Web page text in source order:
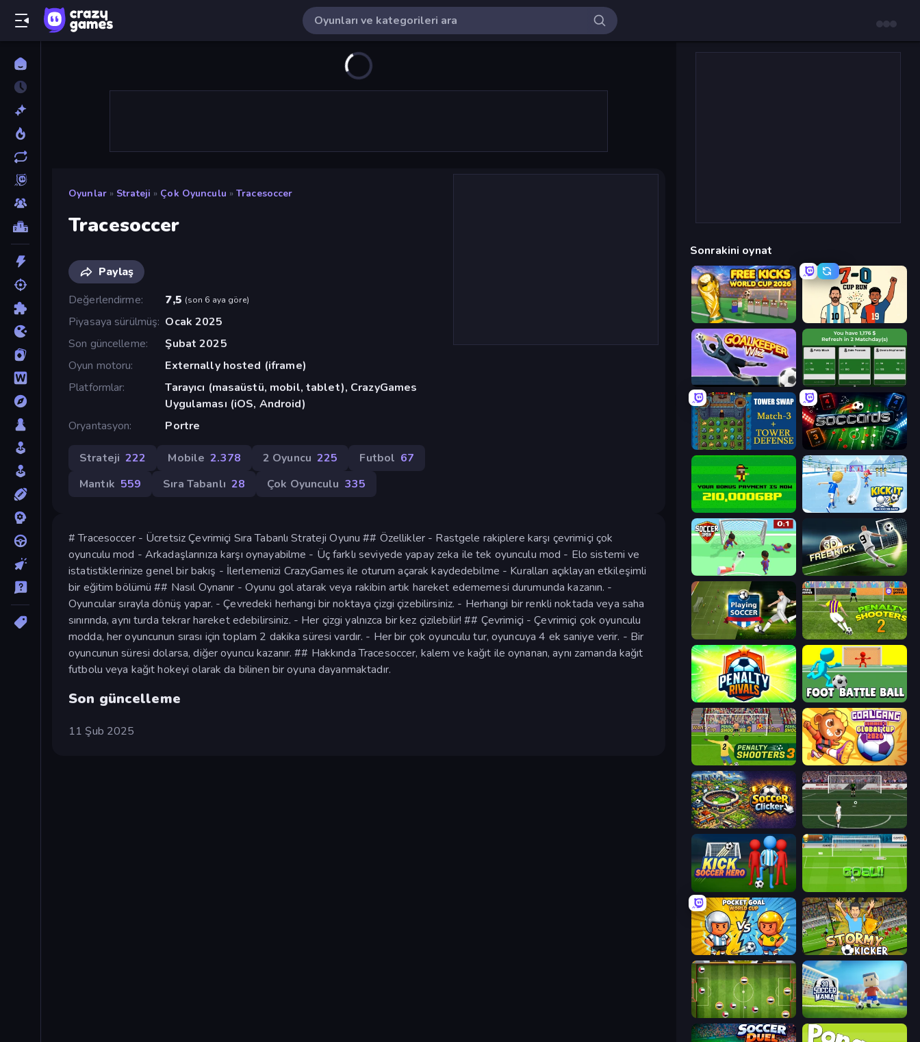
Oyunlar » Strateji » Çok Oyunculu » Tracesoccer
Tracesoccer
Paylaş
Değerlendirme
7,5 (son 6 aya göre)
Piyasaya sürülmüş Ocak 2025
Son güncelleme
Şubat 2025
Oyun motoru
Externally hosted (iframe)
Platformlar
Tarayıcı (masaüstü, mobil, tablet), CrazyGames
Uygulaması (iOS, Android)
Oryantasyon
Portre
Strateji 222 Mobile 2.378 2 Oyuncu 225 Futbol 67
Mantık 559 Sıra Tabanlı 28 Çok Oyunculu 335
# Tracesoccer - Ücretsiz Çevrimiçi Sıra Tabanlı Strateji Oyunu ## Özellikler - Rastgele rakiplere karşı çevrimiçi çok
oyunculu mod - Arkadaşlarınıza karşı oynayabilme - Üç farklı seviyede yapay zeka ile tek oyunculu mod - Elo sistemi ve
istatistiklerinize genel bir bakış - İlerlemenizi CrazyGames ile oturum açarak kaydedebilme - Kuralları açıklayan etkileşimli
bir eğitim bölümü ## Nasıl Oynanır - Oyunu gol atarak veya rakibin artık hareket edememesi durumunda kazanın. -
Oyuncular sırayla dönüş yapar. - Çevredeki herhangi bir noktaya çizgi çizebilirsiniz. - Herhangi bir renkli noktada veya saha
sınırında, aynı turda tekrar hareket edebilirsiniz. - Her çizgi yalnızca bir kez çizilebilir! ## Çevrimiçi - Çevrimiçi çok oyunculu
modda, her oyuncunun sırası için toplam 2 dakika süresi vardır. - Her bir çok oyunculu tur, oyuncuya 4 ek saniye verir. - Bir
oyuncunun süresi dolarsa, diğer oyuncu kazanır. ## Hakkında Tracesoccer, kalem ve kağıt ile oynanan, aynı zamanda kağıt
futbolu veya kağıt hokeyi olarak da bilinen bir oyuna dayanmaktadır.
Son güncelleme
11 Şub 2025
Sonrakini oynat
Free Kicks World Cup 2026
Goalkeeper Wiz Idle Soccer Manager
Tower Swap Soccards
Bad Soccer Manager Kick It – Fun Soccer Game
Soccer Dash Free Kick Classic (3D Free Kick)
Playing Soccer Penalty Shooters 2
Penalty Rivals Foot Battle Ball
Penalty Shooters 3 Goal Gang
Soccer Clicker Bicycle Kick Champ
Kick Soccer Hero
Pocket Goal: World Cup Stormy Kicker
Soccer Challenge 3D Soccer Mania